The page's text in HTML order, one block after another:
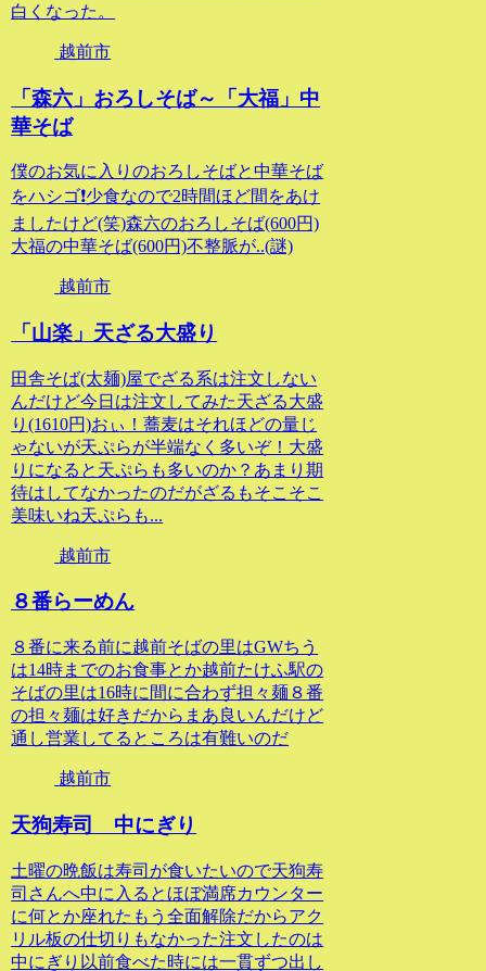
白くなった。
越前市
「森六」おろしそば～「大福」中
華そば
僕のお気に入りのおろしそばと中華そば
をハシゴ❗少食なので2時間ほど間をあけ
ましたけど(笑)森六のおろしそば(600円)
大福の中華そば(600円)不整脈が..(謎)
越前市
「山楽」天ざる大盛り
田舎そば(太麺)屋でざる系は注文しない
んだけど今日は注文してみた天ざる大盛
り(1610円)おぃ！蕎麦はそれほどの量じ
ゃないが天ぷらが半端なく多いぞ！大盛
りになると天ぷらも多いのか？あまり期
待はしてなかったのだがざるもそこそこ
美味いね天ぷらも...
越前市
８番らーめん
８番に来る前に越前そばの里はGWちう
は14時までのお食事とか越前たけふ駅の
そばの里は16時に間に合わず担々麺８番
の担々麺は好きだからまあ良いんだけど
通し営業してるところは有難いのだ
越前市
天狗寿司 中にぎり
土曜の晩飯は寿司が食いたいので天狗寿
司さんへ中に入るとほぼ満席カウンター
に何とか座れたもう全面解除だからアク
リル板の仕切りもなかった注文したのは
中にぎり以前食べた時には一貫ずつ出し